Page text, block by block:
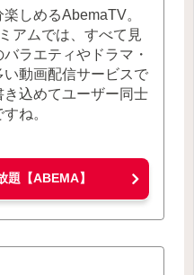
しめるAbemaTV。
アムでは、すべて見
ラエティやドラマ・
動画配信サービスで
込めてユーザー同士
ね。
題【ABEMA】